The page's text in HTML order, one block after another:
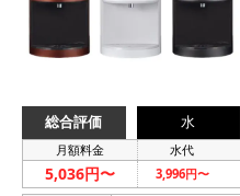
総合評価 水
月額料金 水代
5,036円〜 3,996円〜